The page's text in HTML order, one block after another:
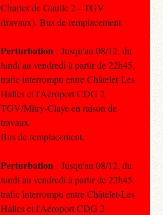
Charles de Gaulle 2 – TGV
(travaux). Bus de remplacement.
Perturbation : Jusqu'au 08/12, du
lundi au vendredi à partir de 22h45,
trafic interrompu entre Châtelet-Les
Halles et l'Aéroport CDG 2
TGV/Mitry-Claye en raison de
travaux.
Bus de remplacement.
Perturbation : Jusqu'au 08/12, du
lundi au vendredi à partir de 22h45,
trafic interrompu entre Châtelet-Les
Halles et l'Aéroport CDG 2